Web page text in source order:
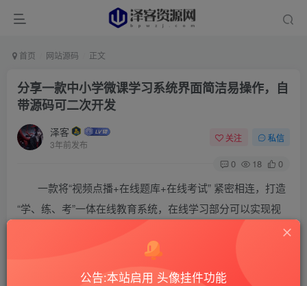
首页 网站源码 正文
分享一款中小学微课学习系统界面简洁易操作，自
带源码可二次开发
泽客
3年前发布
关注 私信
0 18 0
一款将“视频点播+在线题库+在线考试” 紧密相连，打造
“学、练、考”一体在线教育系统，在线学习部分可以实现视
频的上传、转码、在线播放（电脑、手机、微信同步），并
实时记录学员学习进度；考试部分支持多场次、多题型、断
电异常的处理等，有源码支持二次开发。
公告:本站启用 头像挂件功能